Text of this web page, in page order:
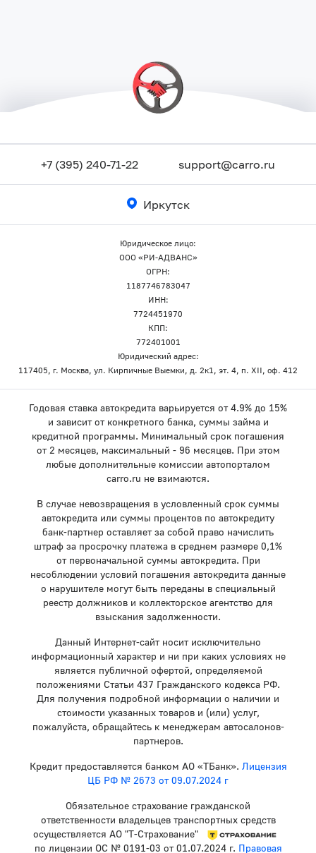
+7 (395) 240-71-22 support@carro.ru
Иркутск
Юридическое лицо:
ООО «РИ-АДВАНС»
ОГРН:
1187746783047
ИНН:
7724451970
КПП:
772401001
Юридический адрес:
117405, г. Москва, ул. Кирпичные Выемки, д. 2к1, эт. 4, п. XII, оф. 412
Годовая ставка автокредита варьируется от 4.9% до 15%
и зависит от конкретного банка, суммы займа и
кредитной программы. Минимальный срок погашения
от 2 месяцев, максимальный - 96 месяцев. При этом
любые дополнительные комиссии автопорталом
carro.ru не взимаются.
В случае невозвращения в условленный срок суммы
автокредита или суммы процентов по автокредиту
банк-партнер оставляет за собой право начислить
штраф за просрочку платежа в среднем размере 0,1%
от первоначальной суммы автокредита. При
несоблюдении условий погашения автокредита данные
о нарушителе могут быть переданы в специальный
реестр должников и коллекторское агентство для
взыскания задолженности.
Данный Интернет-сайт носит исключительно
информационный характер и ни при каких условиях не
является публичной офертой, определяемой
положениями Статьи 437 Гражданского кодекса РФ.
Для получения подробной информации о наличии и
стоимости указанных товаров и (или) услуг,
пожалуйста, обращайтесь к менеджерам автосалонов-
партнеров.
Кредит предоставляется банком АО «ТБанк». Лицензия
ЦБ РФ № 2673 от 09.07.2024 г
Обязательное страхование гражданской
ответственности владельцев транспортных средств
осуществляется АО "Т-Страхование"
по лицензии ОС № 0191-03 от 01.07.2024 г. Правовая